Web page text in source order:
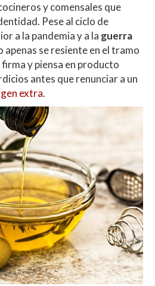
y comensales que
Pese al ciclo de
a la pandemia y a la guerra
apenas se resiente en el tramo
y piensa en producto
antes que renunciar a un
extra.